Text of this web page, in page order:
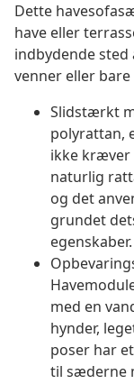
Dette
have eller
indbydende sted
venner eller
Slidstærkt
polyrattan,
ikke kræver
naturlig
og det
grundet
egenskaber.
med en
hynder,
poser har
til sæderne